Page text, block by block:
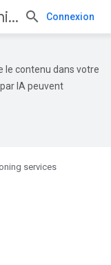
Connexion
le contenu dans votre
IA peuvent
services